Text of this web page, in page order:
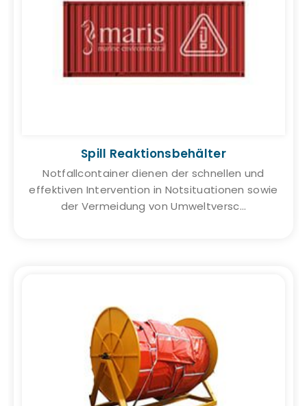
Spill Reaktionsbehälter
Notfallcontainer dienen der schnellen und
effektiven Intervention in Notsituationen sowie
der Vermeidung von Umweltversc...